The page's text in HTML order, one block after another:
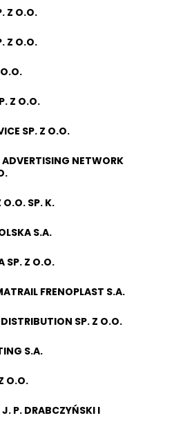
Z O.O.
Z O.O.
Z O.O.
SP. Z O.O.
NETWORK
O.O. SP. K.
S.A.
SP. Z O.O.
FRENOPLAST S.A.
SP. Z O.O.
S.A.
O.O.
J. P. DRABCZYŃSKI I